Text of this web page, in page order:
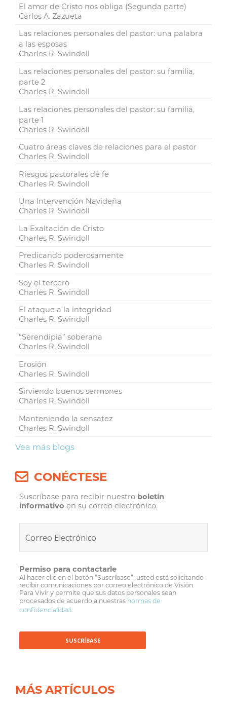
El amor de Cristo nos obliga (Segunda parte)
Carlos A. Zazueta
Las relaciones personales del pastor: una palabra
a las esposas
Charles R. Swindoll
Las relaciones personales del pastor: su familia,
parte 2
Charles R. Swindoll
Las relaciones personales del pastor: su familia,
parte 1
Charles R. Swindoll
Cuatro áreas claves de relaciones para el pastor
Charles R. Swindoll
Riesgos pastorales de fe
Charles R. Swindoll
Una Intervención Navideña
Charles R. Swindoll
La Exaltación de Cristo
Charles R. Swindoll
Predicando poderosamente
Charles R. Swindoll
Soy el tercero
Charles R. Swindoll
El ataque a la integridad
Charles R. Swindoll
“Serendipia” soberana
Charles R. Swindoll
Erosión
Charles R. Swindoll
Sirviendo buenos sermones
Charles R. Swindoll
Manteniendo la sensatez
Charles R. Swindoll
Vea más blogs
CONÉCTESE
Suscríbase para recibir nuestro boletín
informativo en su correo electrónico.
Permiso para contactarle
Al hacer clic en el botón “Suscríbase”, usted está solicitando
recibir comunicaciones por correo electrónico de Visión
Para Vivir y permite que sus datos personales sean
procesados de acuerdo a nuestras normas de
confidencialidad.
MÁS ARTÍCULOS